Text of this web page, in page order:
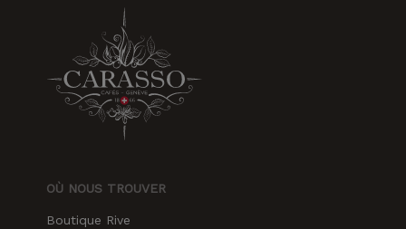
OÙ NOUS TROUVER
Boutique Rive